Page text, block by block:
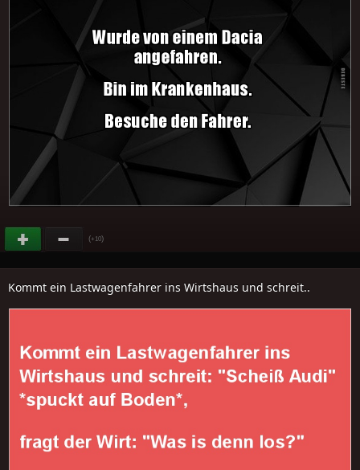
(+10)
Kommt ein Lastwagenfahrer ins Wirtshaus und schreit..